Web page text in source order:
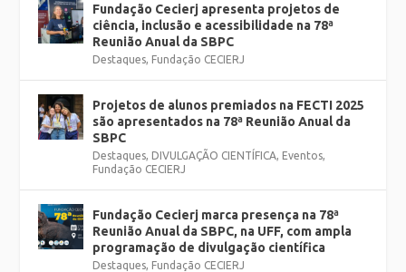
Fundação Cecierj apresenta projetos de
ciência, inclusão e acessibilidade na 78ª
Reunião Anual da SBPC
Destaques, Fundação CECIERJ
Projetos de alunos premiados na FECTI 2025
são apresentados na 78ª Reunião Anual da
SBPC
Destaques, DIVULGAÇÃO CIENTÍFICA, Eventos,
Fundação CECIERJ
Fundação Cecierj marca presença na 78ª
Reunião Anual da SBPC, na UFF, com ampla
programação de divulgação científica
Destaques, Fundação CECIERJ